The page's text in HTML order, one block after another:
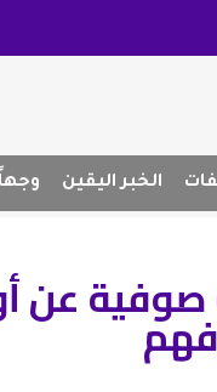
الخبر اليقين
عن